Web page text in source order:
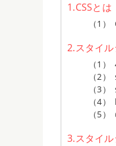
1.CSSとは
2.スタイ
3.スタイ